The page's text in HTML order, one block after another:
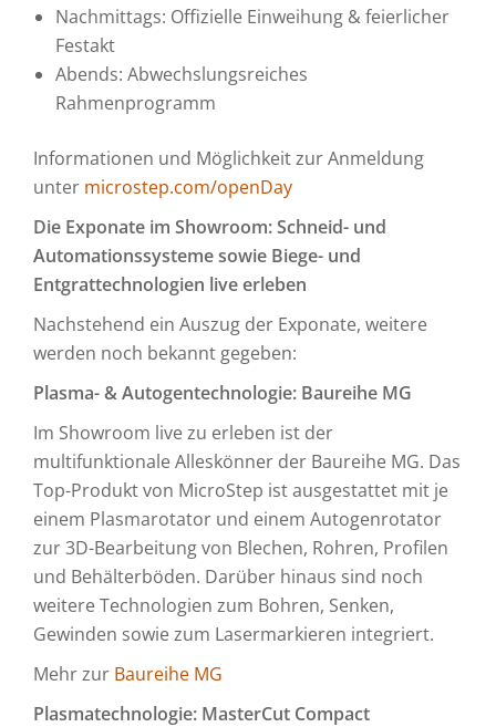
Nachmittags: Offizielle Einweihung & feierlicher
Festakt
Abends: Abwechslungsreiches
Rahmenprogramm
Informationen und Möglichkeit zur Anmeldung
unter microstep.com/openDay
Die Exponate im Showroom: Schneid- und
Automationssysteme sowie Biege- und
Entgrattechnologien live erleben
Nachstehend ein Auszug der Exponate, weitere
werden noch bekannt gegeben:
Plasma- & Autogentechnologie: Baureihe MG
Im Showroom live zu erleben ist der
multifunktionale Alleskönner der Baureihe MG. Das
Top-Produkt von MicroStep ist ausgestattet mit je
einem Plasmarotator und einem Autogenrotator
zur 3D-Bearbeitung von Blechen, Rohren, Profilen
und Behälterböden. Darüber hinaus sind noch
weitere Technologien zum Bohren, Senken,
Gewinden sowie zum Lasermarkieren integriert.
Mehr zur Baureihe MG
Plasmatechnologie: MasterCut Compact